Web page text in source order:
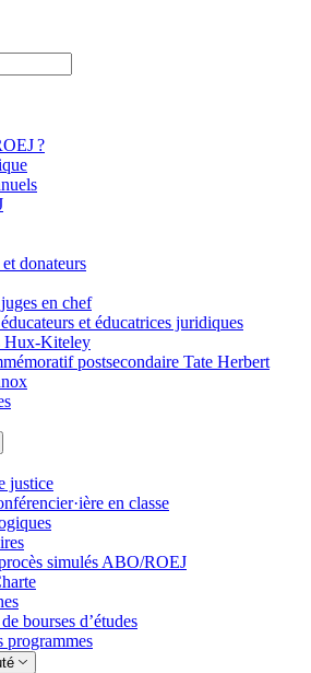
?
donateurs
en chef
et éducatrices juridiques
Hux-Kiteley
postsecondaire Tate Herbert
justice
en classe
simulés ABO/ROEJ
bourses d’études
programmes